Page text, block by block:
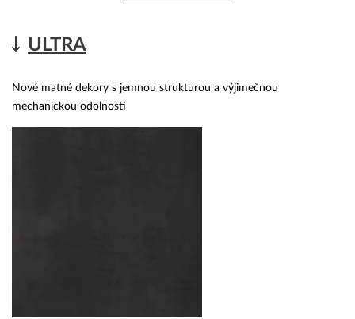
ULTRA
Nové matné dekory s jemnou strukturou a výjimečnou
mechanickou odolností